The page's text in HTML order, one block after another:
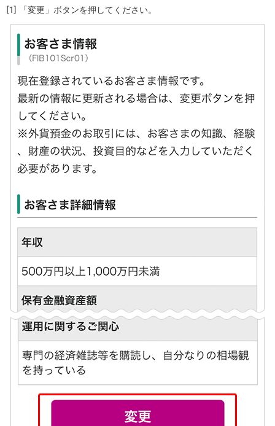
Myステージ
電子マネーWAON
セキュリティ
インボイス
その他サービス
手数料
金利
キャンペーン
店舗・ATM
北海道・東北
北海道
岩手県
宮城県
山形県
関東／北陸・甲信越
栃木県
群馬県
埼玉県
千葉県
神奈川県
新潟県
富山県
[1] 「変更」ボタンを押してください。